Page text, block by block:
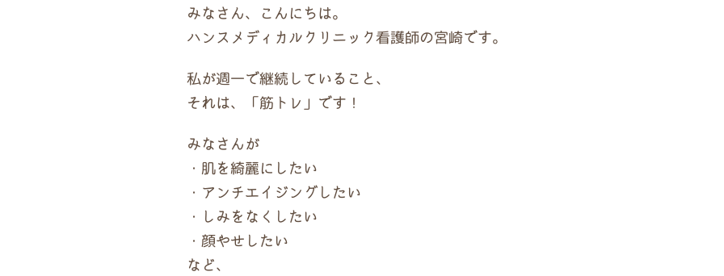
みなさん、こんにちは。
ハンスメディカルクリニック看護師の宮崎です。
私が週一で継続していること、
それは、「筋トレ」です！
みなさんが
・肌を綺麗にしたい
・アンチエイジングしたい
・しみをなくしたい
・顔やせしたい
など、